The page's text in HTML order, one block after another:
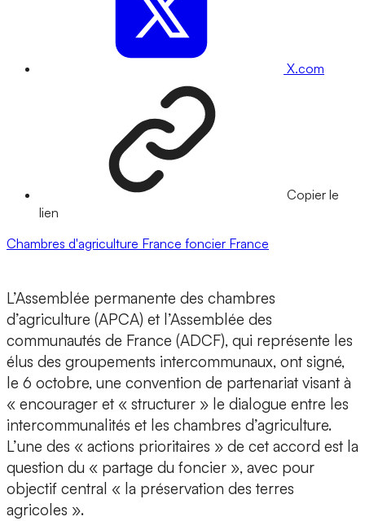
X.com
Copier le
lien
Chambres d'agriculture France foncier France
L’Assemblée permanente des chambres
d’agriculture (APCA) et l’Assemblée des
communautés de France (ADCF), qui représente les
élus des groupements intercommunaux, ont signé,
le 6 octobre, une convention de partenariat visant à
« encourager et « structurer » le dialogue entre les
intercommunalités et les chambres d’agriculture.
L’une des « actions prioritaires » de cet accord est la
question du « partage du foncier », avec pour
objectif central « la préservation des terres
agricoles ».